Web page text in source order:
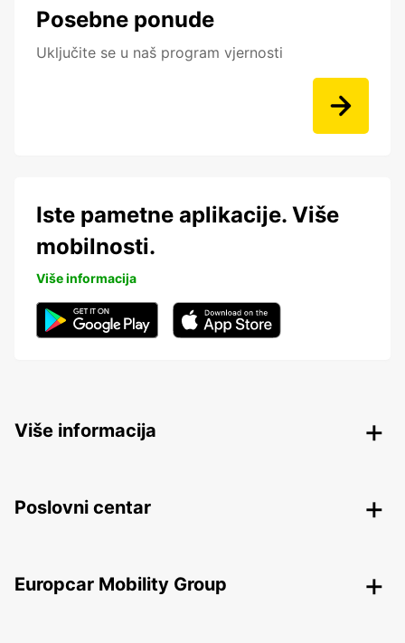
Posebne ponude
Uključite se u naš program vjernosti
Iste pametne aplikacije. Više
mobilnosti.
Više informacija
Više informacija
Poslovni centar
Europcar Mobility Group